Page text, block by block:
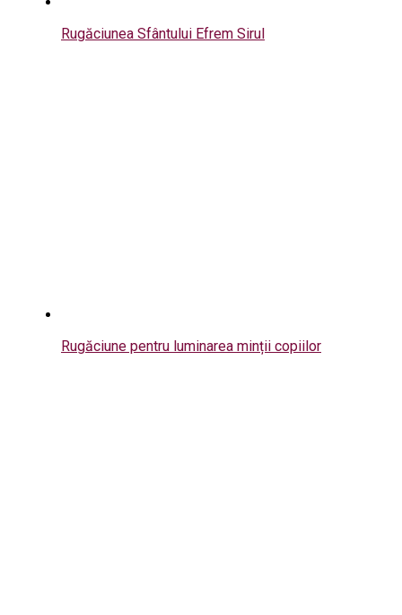
Rugăciunea Sfântului Efrem Sirul
Rugăciune pentru luminarea minții copiilor